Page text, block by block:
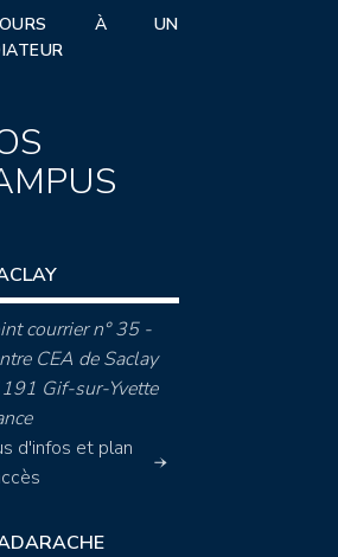
À UN
courrier n° 35 -
CEA de Saclay
Gif-sur-Yvette
d'infos et plan